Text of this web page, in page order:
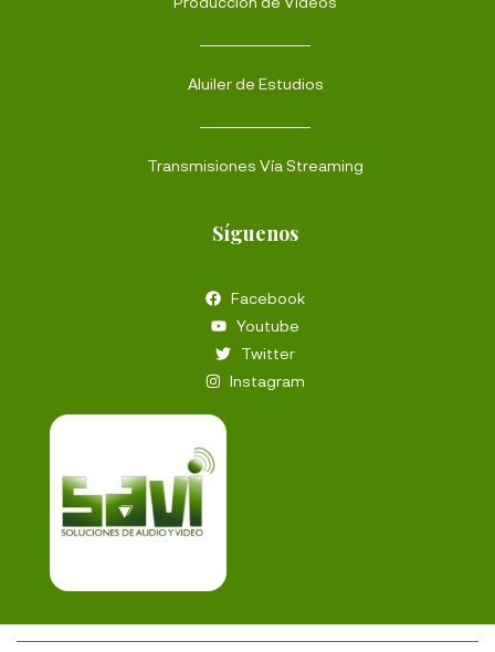
Aluiler de Estudios
Transmisiones Vía Streaming
Síguenos
Facebook
Youtube
Twitter
Instagram